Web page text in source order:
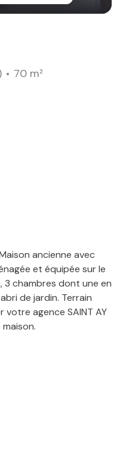
70 m²
ancienne avec
et équipée sur le
3 chambres dont une en
de jardin. Terrain
votre agence SAINT AY